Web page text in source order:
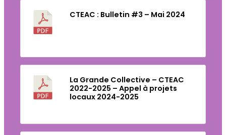
CTEAC : Bulletin #3 – Mai 2024
La Grande Collective – CTEAC
2022-2025 – Appel à projets
locaux 2024-2025